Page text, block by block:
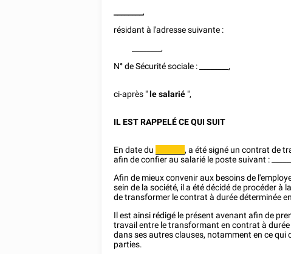
,
résidant à l'adresse suivante :
,
N° de Sécurité sociale :
,
ci-après " le salarié ",
IL EST RAPPELÉ CE QUI SUIT
En date du ________, a été signé un contrat de
afin de confier au salarié le poste suivant :
Afin de mieux convenir aux besoins de
sein de la société, il a été décidé de procéder
de transformer le contrat à durée déterminée
Il est ainsi rédigé le présent avenant afin de
travail entre le transformant en contrat à
dans ses autres clauses, notamment en ce
parties.